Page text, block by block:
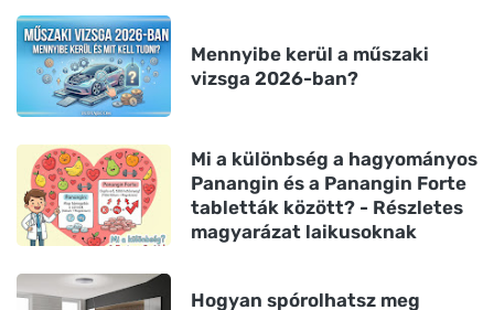
Mennyibe kerül a műszaki
vizsga 2026-ban?
Mi a különbség a hagyományos
Panangin és a Panangin Forte
tabletták között? - Részletes
magyarázat laikusoknak
Hogyan spórolhatsz meg